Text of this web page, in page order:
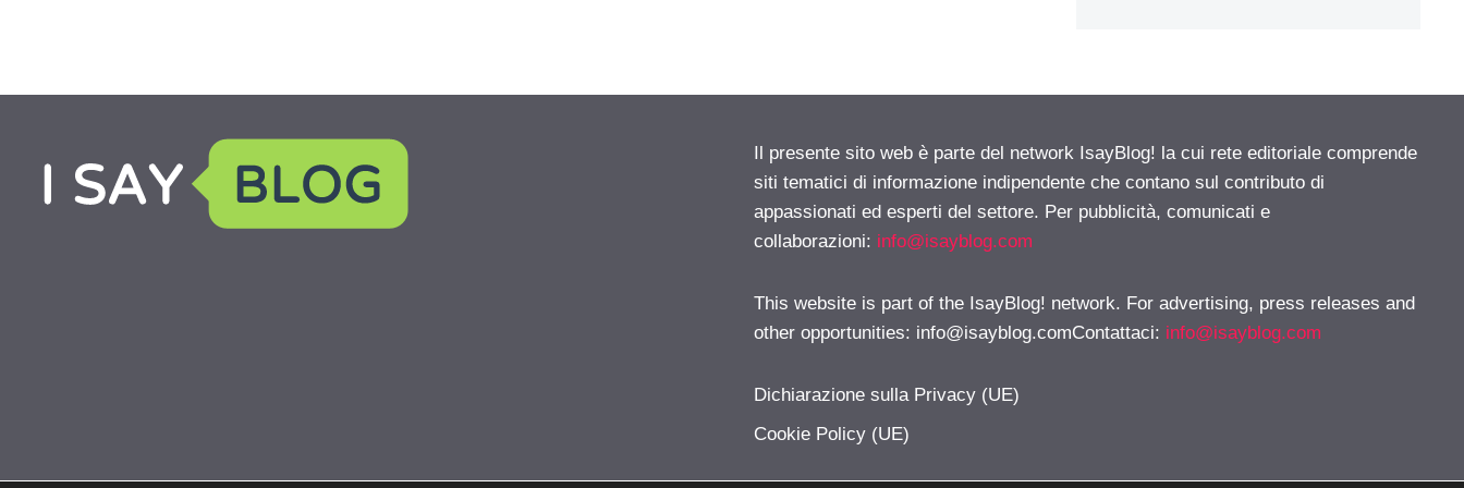
Il presente sito web è parte del network IsayBlog! la cui rete editoriale comprende
siti tematici di informazione indipendente che contano sul contributo di
appassionati ed esperti del settore. Per pubblicità, comunicati e
collaborazioni: info@isayblog.com
This website is part of the IsayBlog! network. For advertising, press releases and
other opportunities: info@isayblog.comContattaci: info@isayblog.com
Dichiarazione sulla Privacy (UE)
Cookie Policy (UE)